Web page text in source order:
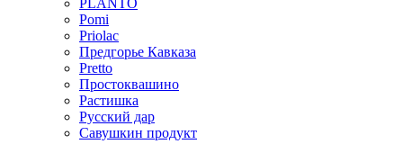
PLANTO
Pomi
Priolac
Предгорье Кавказа
Pretto
Простоквашино
Растишка
Русский дар
Савушкин продукт